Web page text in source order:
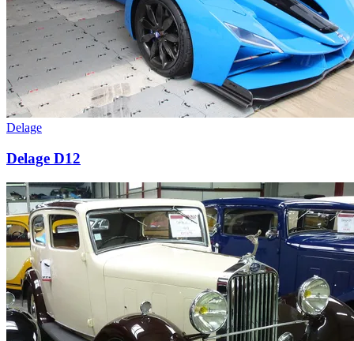
Delage
Delage D12